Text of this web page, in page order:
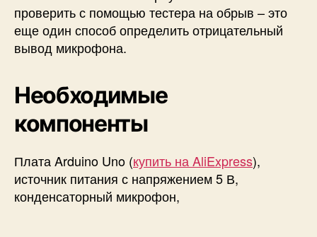
проверить с помощью тестера на обрыв – это
еще один способ определить отрицательный
вывод микрофона.
Необходимые
компоненты
Плата Arduino Uno (купить на AliExpress),
источник питания с напряжением 5 В,
конденсаторный микрофон,